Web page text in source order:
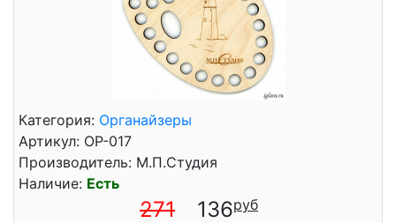
Категория: Органайзеры
Артикул: ОР-017
Производитель: М.П.Студия
Наличие: Есть
271 136